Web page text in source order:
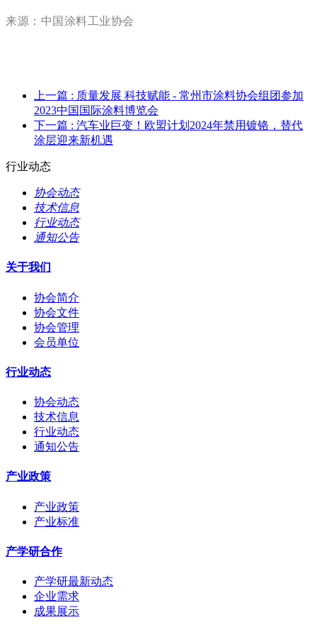
来源：中国涂料工业协会
上一篇 : 质量发展 科技赋能 - 常州市涂料协会组团参加
2023中国国际涂料博览会
下一篇 : 汽车业巨变！欧盟计划2024年禁用镀铬，替代
涂层迎来新机遇
行业动态
协会动态
技术信息
行业动态
通知公告
关于我们
协会简介
协会文件
协会管理
会员单位
行业动态
协会动态
技术信息
行业动态
通知公告
产业政策
产业政策
产业标准
产学研合作
产学研最新动态
企业需求
成果展示